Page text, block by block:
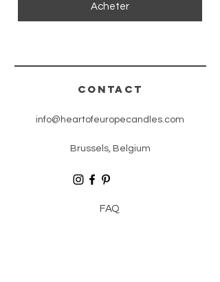
Acheter
CONTACT
info@heartofeuropecandles.com
Brussels, Belgium
FAQ